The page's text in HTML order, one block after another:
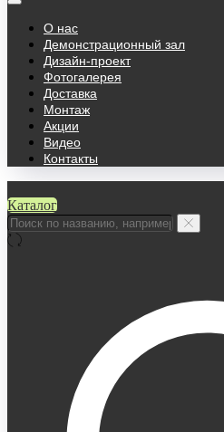
О нас
Демонстрационный зал
Дизайн-проект
Фотогалерея
Доставка
Монтаж
Акции
Видео
Контакты
Каталог